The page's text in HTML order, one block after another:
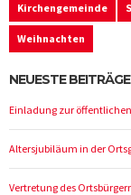
Kirchengemeinde
Weihnachten
NEUESTE BEITRÄGE
Einladung zur
Altersjubiläum in der
Vertretung des